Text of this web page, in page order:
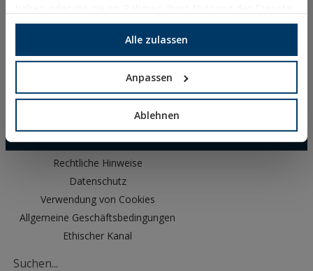
gesammelt haben.
Alle zulassen
Anpassen
Ablehnen
ZULASSUNGEN
SOFTWARE
CAD-DOKUMENTE
CYPE RESSOURCEN
Rechtliche Hinweise
Datenschutz
Verwendung von Cookies
Allgemeine Geschäftsbedingungen
Ethischer Kanal